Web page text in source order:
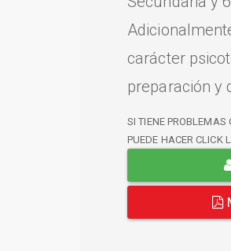
carácter
preparación y
SI TIENE PROBLEMAS
PUEDE HACER CLICK